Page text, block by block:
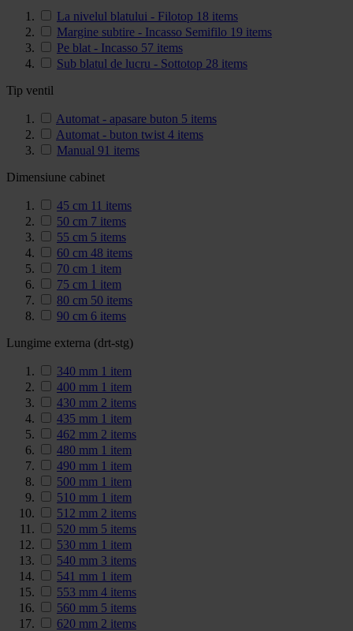
La nivelul blatului - Filotop 18 items
Margine subtire - Incasso Semifilo 19 items
Pe blat - Incasso 57 items
Sub blatul de lucru - Sottotop 28 items
Tip ventil
Automat - apasare buton 5 items
Automat - buton twist 4 items
Manual 91 items
Dimensiune cabinet
45 cm 11 items
50 cm 7 items
55 cm 5 items
60 cm 48 items
70 cm 1 item
75 cm 1 item
80 cm 50 items
90 cm 6 items
Lungime externa (drt-stg)
340 mm 1 item
400 mm 1 item
430 mm 2 items
435 mm 1 item
462 mm 2 items
480 mm 1 item
490 mm 1 item
500 mm 1 item
510 mm 1 item
512 mm 2 items
520 mm 5 items
530 mm 1 item
540 mm 3 items
541 mm 1 item
553 mm 4 items
560 mm 5 items
620 mm 2 items